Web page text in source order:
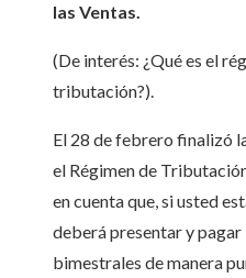
las Ventas.
(De interés: ¿Qué es el
tributación?).
El 28 de febrero finalizó
el Régimen de
en cuenta que, si usted
deberá presentar y
bimestrales de manera